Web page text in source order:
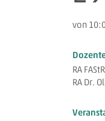
von
RA
RA Dr.